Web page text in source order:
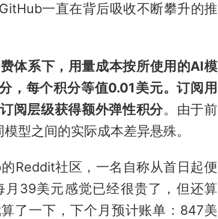
一直在背后吸收不断攀升的推
体系下，用量成本按所使用的AI模
，每个积分等值0.01美元。订阅用
阅层级获得额外弹性积分。由于前
型之间的实际成本差异悬殊。
Reddit社区，一名自称从首日起便
39美元感觉已经很贵了，但还算
了一下，下个月预计账单：847美